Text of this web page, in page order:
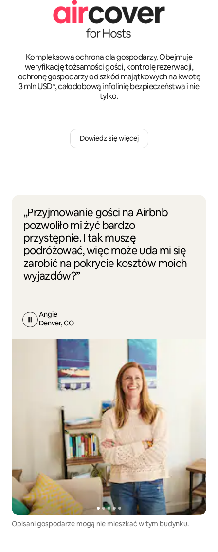
Kompleksowa ochrona dla gospodarzy. Obejmuje
weryfikację tożsamości gości, kontrolę rezerwacji,
ochronę gospodarzy od szkód majątkowych na kwotę
3 mln USD*, całodobową infolinię bezpieczeństwa i nie
tylko.
Dowiedz się więcej
„Przyjmowanie gości na Airbnb
pozwoliło mi żyć bardzo
przystępnie. I tak muszę
podróżować, więc może uda mi się
zarobić na pokrycie kosztów moich
wyjazdów?”
Angie
Denver, CO
Opisani gospodarze mogą nie mieszkać w tym budynku.